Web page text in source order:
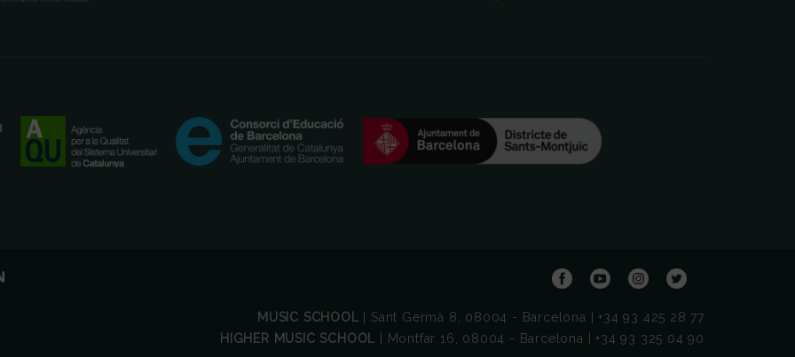
MUSIC SCHOOL | Sant Germà 8, 08004 - Barcelona | +34 93 425 28 77
HIGHER MUSIC SCHOOL | Montfar 16, 08004 - Barcelona | +34 93 325 04 90